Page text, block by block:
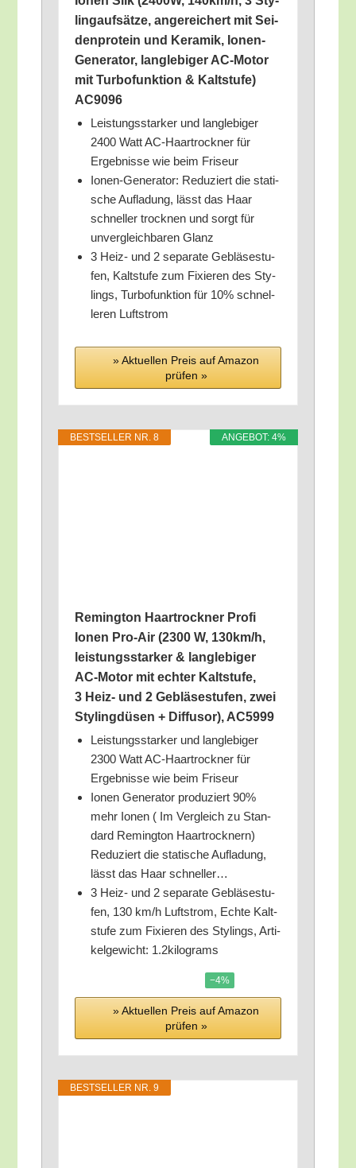
ling­auf­sät­ze, ange­rei­chert mit Sei­
den­pro­te­in und Kera­mik, Ionen-
Gene­ra­tor, lang­le­bi­ger AC-Motor
mit Tur­bo­funk­ti­on & Kalt­stu­fe)
AC9096
Leis­tungs­star­ker und lang­le­bi­ger
2400 Watt AC-Haar­trock­ner für
Ergeb­nis­se wie beim Friseur
Ionen-Gene­ra­tor: Redu­ziert die sta­ti­
sche Auf­la­dung, lässt das Haar
schnel­ler trock­nen und sorgt für
unver­gleich­ba­ren Glanz
3 Heiz- und 2 sepa­ra­te Geblä­se­stu­
fen, Kalt­stu­fe zum Fixie­ren des Sty­
lings, Tur­bo­funk­ti­on für 10% schnel­
le­ren Luftstrom
» Aktu­el­len Preis auf Ama­zon
prü­fen »
ANGE­BOT: 4%
BEST­SEL­LER NR. 8
Reming­ton Haar­trock­ner Pro­fi
Ionen Pro-Air (2300 W, 130km/​h,
leis­tungs­star­ker & lang­le­bi­ger
AC-Motor mit ech­ter Kalt­stu­fe,
3 Heiz- und 2 Geblä­se­stu­fen, zwei
Sty­ling­dü­sen + Dif­fu­sor), AC5999
Leis­tungs­star­ker und lang­le­bi­ger
2300 Watt AC-Haar­trock­ner für
Ergeb­nis­se wie beim Friseur
Ionen Gene­ra­tor pro­du­ziert 90%
mehr Ionen ( Im Ver­gleich zu Stan­
dard Reming­ton Haar­trock­nern)
Redu­ziert die sta­ti­sche Auf­la­dung,
lässt das Haar schneller…
3 Heiz- und 2 sepa­ra­te Geblä­se­stu­
fen, 130 km/​h Luft­strom, Ech­te Kalt­
stu­fe zum Fixie­ren des Sty­lings, Arti­
kel­ge­wicht: 1.2kilograms
−4%
» Aktu­el­len Preis auf Ama­zon
prü­fen »
BEST­SEL­LER NR. 9